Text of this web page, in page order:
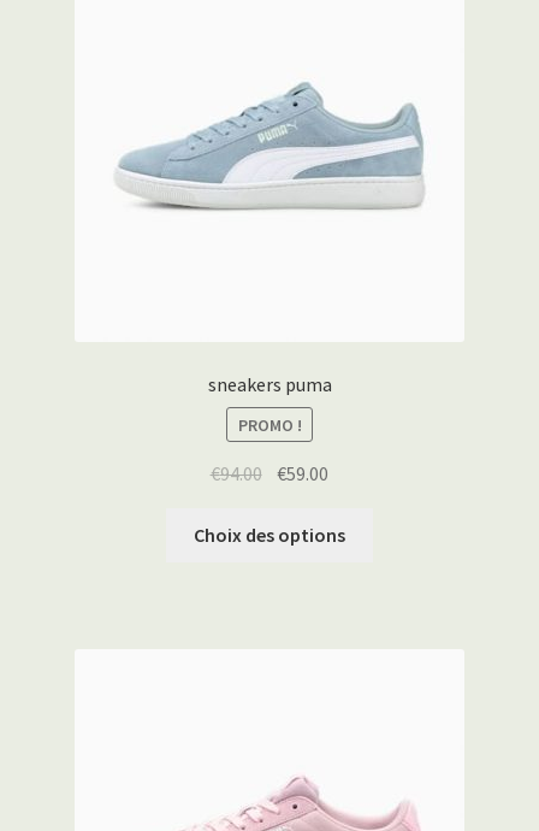
sneakers puma
PROMO !
€94.00 €59.00
Choix des options